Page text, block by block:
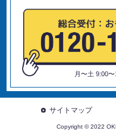
月〜土 9:00
サイトマップ
Copyright © 2022